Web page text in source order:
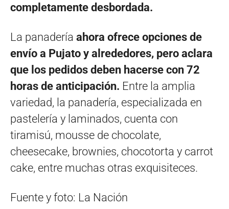
completamente desbordada.
La panadería ahora ofrece opciones de
envío a Pujato y alrededores, pero aclara
que los pedidos deben hacerse con 72
horas de anticipación. Entre la amplia
variedad, la panadería, especializada en
pastelería y laminados, cuenta con
tiramisú, mousse de chocolate,
cheesecake, brownies, chocotorta y carrot
cake, entre muchas otras exquisiteces.
Fuente y foto: La Nación